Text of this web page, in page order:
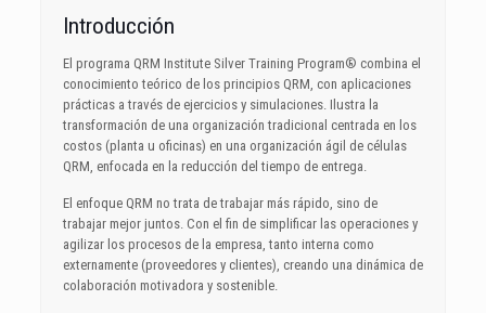
Introducción
El programa QRM Institute Silver Training Program® combina el
conocimiento teórico de los principios QRM, con aplicaciones
prácticas a través de ejercicios y simulaciones. Ilustra la
transformación de una organización tradicional centrada en los
costos (planta u oficinas) en una organización ágil de células
QRM, enfocada en la reducción del tiempo de entrega.
El enfoque QRM no trata de trabajar más rápido, sino de
trabajar mejor juntos. Con el fin de simplificar las operaciones y
agilizar los procesos de la empresa, tanto interna como
externamente (proveedores y clientes), creando una dinámica de
colaboración motivadora y sostenible.